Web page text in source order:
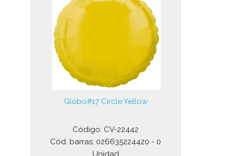
Globo#17 Circle Yellow
Código: CV-22442
Cód. barras: 026635224420 - 0
Unidad